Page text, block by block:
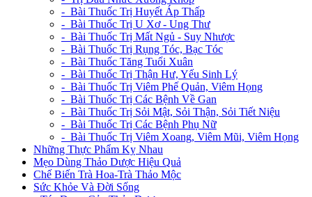
- Bài Thuốc Trị Huyết Áp Thấp
- Bài Thuốc Trị U Xơ - Ung Thư
- Bài Thuốc Trị Mất Ngủ - Suy Nhược
- Bài Thuốc Trị Rụng Tóc, Bạc Tóc
- Bài Thuốc Tăng Tuổi Xuân
- Bài Thuốc Trị Thận Hư, Yếu Sinh Lý
- Bài Thuốc Trị Viêm Phế Quản, Viêm Họng
- Bài Thuốc Trị Các Bệnh Về Gan
- Bài Thuốc Trị Sỏi Mật, Sỏi Thận, Sỏi Tiết Niệu
- Bài Thuốc Trị Các Bệnh Phụ Nữ
- Bài Thuốc Trị Viêm Xoang, Viêm Mũi, Viêm Họng
Những Thực Phẩm Kỵ Nhau
Mẹo Dùng Thảo Dược Hiệu Quả
Chế Biến Trà Hoa-Trà Thảo Mộc
Sức Khỏe Và Đời Sống